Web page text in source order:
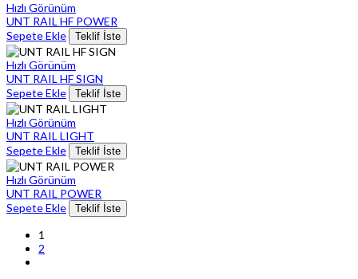
Hızlı Görünüm
UNT RAIL HF POWER
Sepete Ekle
Teklif İste
Hızlı Görünüm
UNT RAIL HF SIGN
Sepete Ekle
Teklif İste
Hızlı Görünüm
UNT RAIL LIGHT
Sepete Ekle
Teklif İste
Hızlı Görünüm
UNT RAIL POWER
Sepete Ekle
Teklif İste
1
2